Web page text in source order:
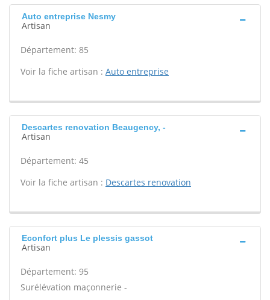
Auto entreprise Nesmy
Artisan
Département: 85
Voir la fiche artisan : Auto entreprise
Descartes renovation Beaugency, -
Artisan
Département: 45
Voir la fiche artisan : Descartes renovation
Econfort plus Le plessis gassot
Artisan
Département: 95
Surélévation maçonnerie -